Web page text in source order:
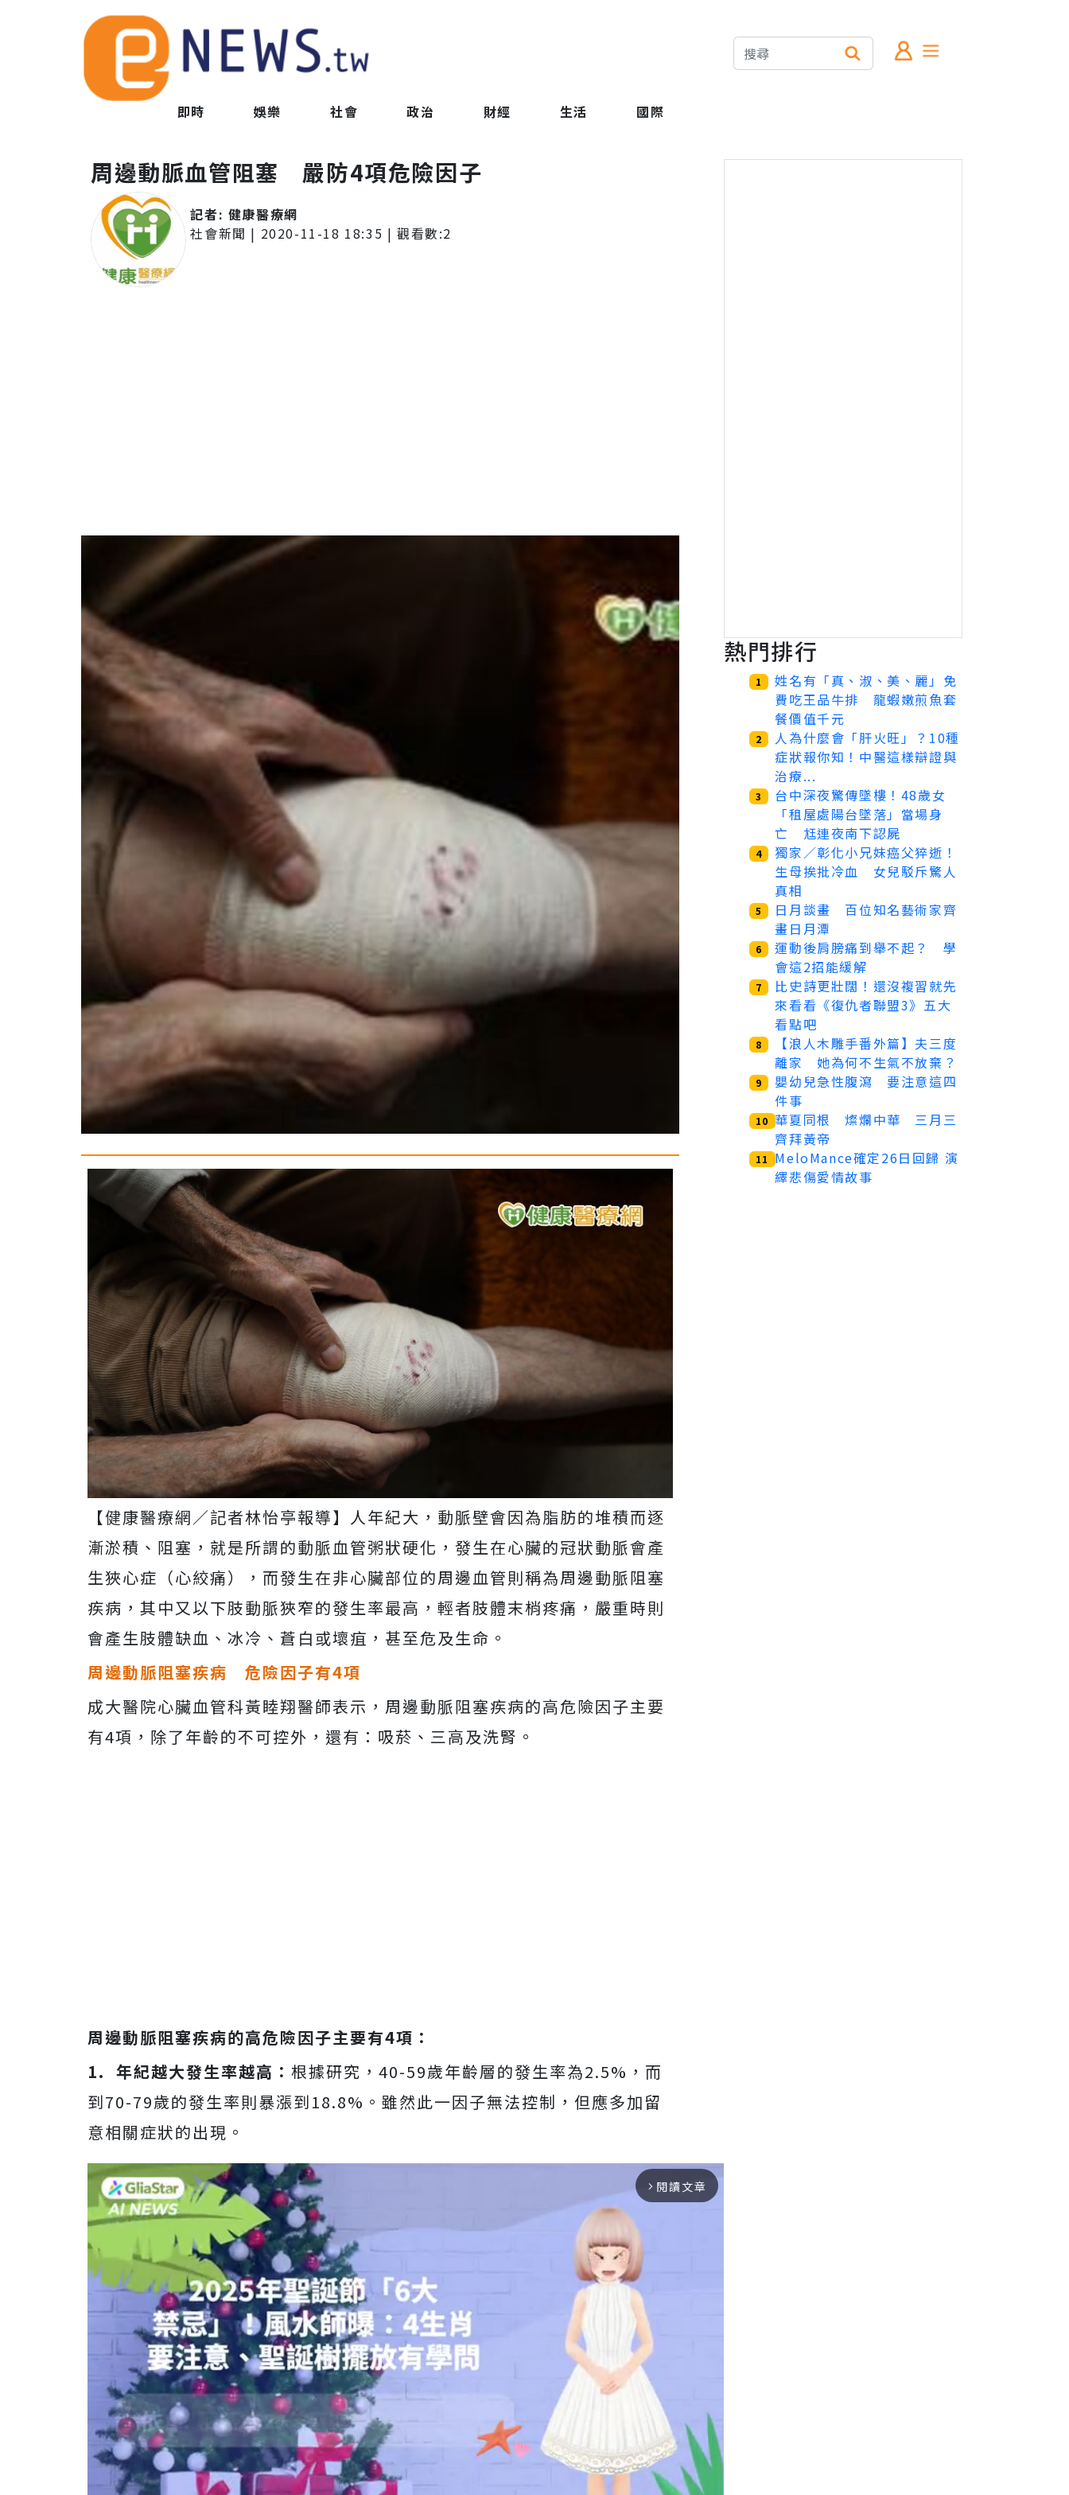
即時 娛樂 社會 政治 財經 生活 國際
周邊動脈血管阻塞 嚴防4項危險因子
記者: 健康醫療網
社會新聞 | 2020-11-18 18:35 | 觀看數:2
【健康醫療網／記者林怡亭報導】人年紀大，動脈壁會因為脂肪的堆積而逐
漸淤積、阻塞，就是所謂的動脈血管粥狀硬化，發生在心臟的冠狀動脈會產
生狹心症（心絞痛），而發生在非心臟部位的周邊血管則稱為周邊動脈阻塞
疾病，其中又以下肢動脈狹窄的發生率最高，輕者肢體末梢疼痛，嚴重時則
會產生肢體缺血、冰冷、蒼白或壞疽，甚至危及生命。
周邊動脈阻塞疾病 危險因子有4項
成大醫院心臟血管科黃睦翔醫師表示，周邊動脈阻塞疾病的高危險因子主要
有4項，除了年齡的不可控外，還有：吸菸、三高及洗腎。
周邊動脈阻塞疾病的高危險因子主要有4項：
1. 年紀越大發生率越高： 根據研究，40-59歲年齡層的發生率為2.5%，而
到70-79歲的發生率則暴漲到18.8%。雖然此一因子無法控制，但應多加留
意相關症狀的出現。
arrow_forward_ios 閱讀文章
熱門排行
1
姓名有「真、淑、美、麗」免
費吃王品牛排 龍蝦嫩煎魚套
餐價值千元
2
人為什麼會「肝火旺」？10種
症狀報你知！中醫這樣辯證與
治療...
3
台中深夜驚傳墜樓！48歲女
「租屋處陽台墜落」當場身
亡 尪連夜南下認屍
4
獨家／彰化小兄妹癌父猝逝！
生母挨批冷血 女兒駁斥驚人
真相
5
日月談畫 百位知名藝術家齊
畫日月潭
6
運動後肩膀痛到舉不起？ 學
會這2招能緩解
7
比史詩更壯闊！還沒複習就先
來看看《復仇者聯盟3》五大
看點吧
8
【浪人木雕手番外篇】夫三度
離家 她為何不生氣不放棄？
9
嬰幼兒急性腹瀉 要注意這四
件事
10 華夏同根 燦爛中華 三月三
齊拜黃帝
11
MeloMance確定26日回歸 演
繹悲傷愛情故事